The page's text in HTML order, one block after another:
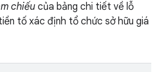
chiếu của bảng chi tiết về lỗ
tố xác định tổ chức sở hữu giá